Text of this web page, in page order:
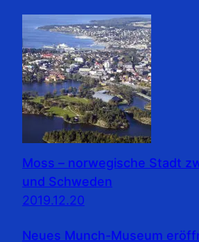
Moss – norwegische Stadt
und Schweden
2019.12.20
Neues Munch-Museum